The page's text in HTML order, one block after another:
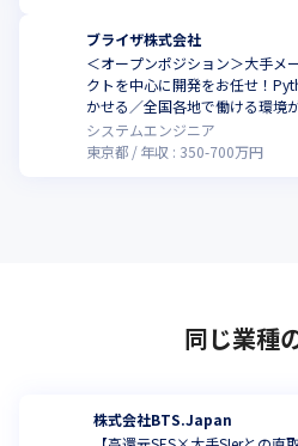
ブライザ株式会社
＜オープンポジション＞大手メ
クトを中心に開発をお任せ！
かせる／全国各地で働ける環境
システムエンジニア
東京都
年収 : 350-700万円
同じ業種
株式会社BTS.Japan